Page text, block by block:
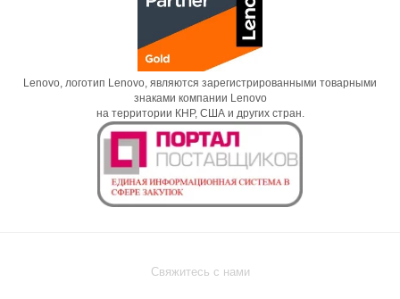
Lenovo, логотип Lenovo, являются зарегистрированными товарными
знаками компании Lenovo
на территории КНР, США и других стран.
Свяжитесь с нами